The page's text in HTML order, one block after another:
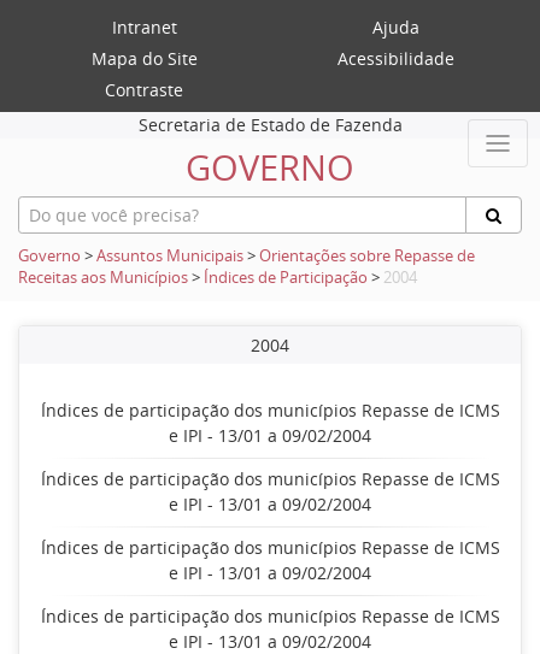
Intranet
Ajuda
Mapa do Site
Acessibilidade
Contraste
Secretaria de Estado de Fazenda
GOVERNO
Governo >Assuntos Municipais>Orientações sobre Repasse de
Receitas aos Municípios> Índices de Participação > 2004
2004
Índices de participação dos municípios Repasse de ICMS
e IPI - 13/01 a 09/02/2004
Índices de participação dos municípios Repasse de ICMS
e IPI - 13/01 a 09/02/2004
Índices de participação dos municípios Repasse de ICMS
e IPI - 13/01 a 09/02/2004
Índices de participação dos municípios Repasse de ICMS
e IPI - 13/01 a 09/02/2004